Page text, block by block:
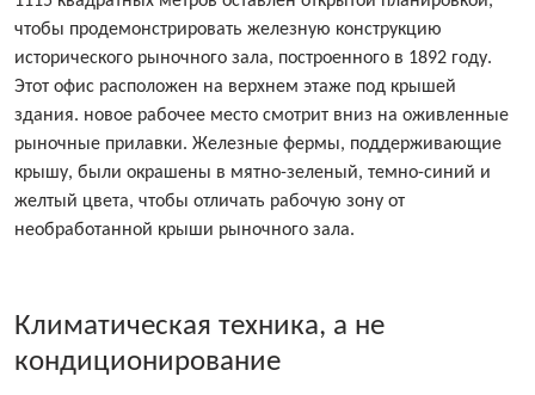
чтобы продемонстрировать железную конструкцию
исторического рыночного зала, построенного в 1892 году.
Этот офис расположен на верхнем этаже под крышей
здания. новое рабочее место смотрит вниз на оживленные
рыночные прилавки. Железные фермы, поддерживающие
крышу, были окрашены в мятно-зеленый, темно-синий и
желтый цвета, чтобы отличать рабочую зону от
необработанной крыши рыночного зала.
Климатическая техника, а не
кондиционирование